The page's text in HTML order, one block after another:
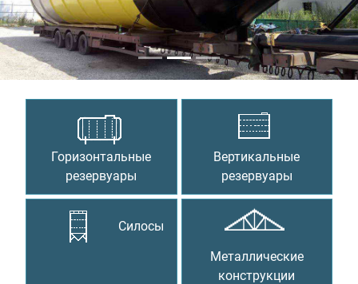
Горизонтальные
резервуары
Вертикальные
резервуары
Силосы
Металлические
конструкции